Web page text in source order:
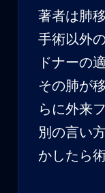
著者は肺
手術以外
ドナーの
その肺が
らに外来
別の言い
かしたら